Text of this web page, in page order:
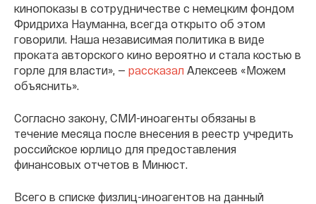
кинопоказы в сотрудничестве с немецким фондом
Фридриха Науманна, всегда открыто об этом
говорили. Наша независимая политика в виде
проката авторского кино вероятно и стала костью в
горле для власти», — рассказал Алексеев «Можем
объяснить».
Согласно закону, СМИ-иноагенты обязаны в
течение месяца после внесения в реестр учредить
российское юрлицо для предоставления
финансовых отчетов в Минюст.
Всего в списке физлиц-иноагентов на данный